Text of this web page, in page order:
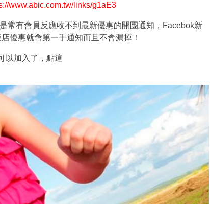
www.abic.com.tw/links/g1aE3
常有會員反應收不到最新優惠的開團通知，Facebok新
優惠就會第一手通知而且不會漏掉！
以加入了，點這